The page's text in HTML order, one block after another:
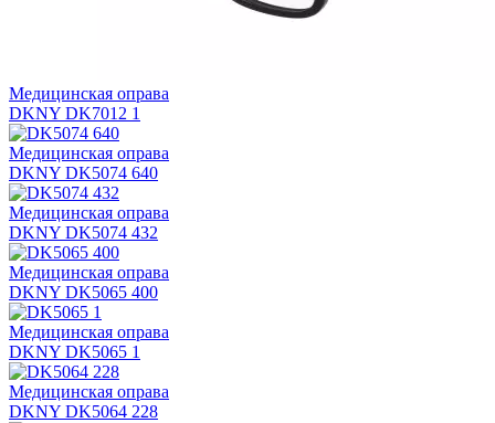
Медицинская оправа
DKNY DK7012 1
Медицинская оправа
DKNY DK5074 640
Медицинская оправа
DKNY DK5074 432
Медицинская оправа
DKNY DK5065 400
Медицинская оправа
DKNY DK5065 1
Медицинская оправа
DKNY DK5064 228